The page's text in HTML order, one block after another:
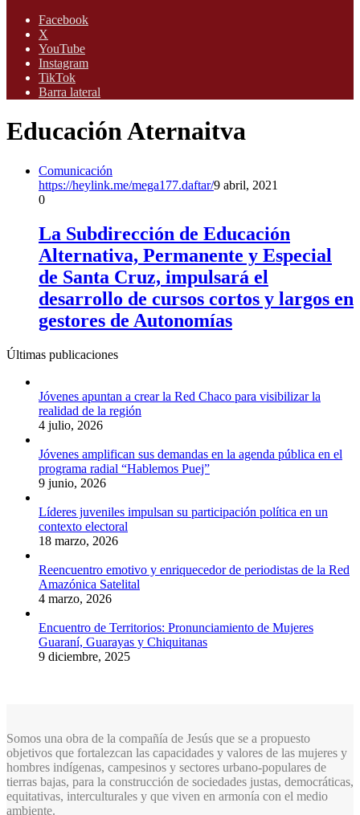
Facebook
X
YouTube
Instagram
TikTok
Barra lateral
Educación Aternaitva
Comunicación
https://heylink.me/mega177.daftar/9 abril, 2021
0
La Subdirección de Educación
Alternativa, Permanente y Especial
de Santa Cruz, impulsará el
desarrollo de cursos cortos y largos en
gestores de Autonomías
Últimas publicaciones
Jóvenes apuntan a crear la Red Chaco para visibilizar la
realidad de la región
4 julio, 2026
Jóvenes amplifican sus demandas en la agenda pública en el
programa radial “Hablemos Puej”
9 junio, 2026
Líderes juveniles impulsan su participación política en un
contexto electoral
18 marzo, 2026
Reencuentro emotivo y enriquecedor de periodistas de la Red
Amazónica Satelital
4 marzo, 2026
Encuentro de Territorios: Pronunciamiento de Mujeres
Guaraní, Guarayas y Chiquitanas
9 diciembre, 2025
Somos una obra de la compañía de Jesús que se a propuesto
objetivos que fortalezcan las capacidades y valores de las mujeres y
hombres indígenas, campesinos y sectores urbano-populares de
tierras bajas, para la construcción de sociedades justas, democráticas,
equitativas, interculturales y que viven en armonía con el medio
ambiente.